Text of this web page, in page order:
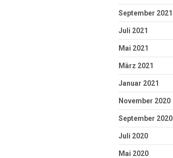
September 2021
Juli 2021
Mai 2021
März 2021
Januar 2021
November 2020
September 2020
Juli 2020
Mai 2020